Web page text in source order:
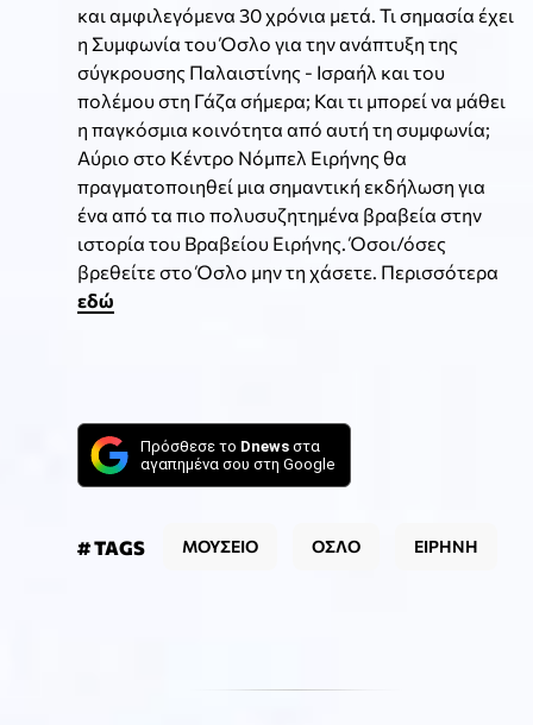
και αμφιλεγόμενα 30 χρόνια μετά. Τι σημασία έχει
η Συμφωνία του Όσλο για την ανάπτυξη της
σύγκρουσης Παλαιστίνης - Ισραήλ και του
πολέμου στη Γάζα σήμερα; Και τι μπορεί να μάθει
η παγκόσμια κοινότητα από αυτή τη συμφωνία;
Αύριο στο Κέντρο Νόμπελ Ειρήνης θα
πραγματοποιηθεί μια σημαντική εκδήλωση για
ένα από τα πιο πολυσυζητημένα βραβεία στην
ιστορία του Βραβείου Ειρήνης. Όσοι/όσες
βρεθείτε στο Όσλο μην τη χάσετε. Περισσότερα
εδώ
Πρόσθεσε το Dnews στα
αγαπημένα σου στη Google
# TAGS ΜΟΥΣΕΙΟ ΟΣΛΟ ΕΙΡΗΝΗ